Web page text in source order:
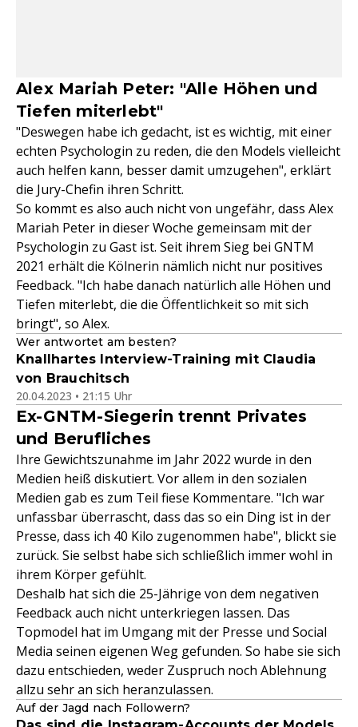
Alex Mariah Peter: "Alle Höhen und
Tiefen miterlebt"
"Deswegen habe ich gedacht, ist es wichtig, mit einer
echten Psychologin zu reden, die den Models vielleicht
auch helfen kann, besser damit umzugehen", erklärt
die Jury-Chefin ihren Schritt.
So kommt es also auch nicht von ungefähr, dass Alex
Mariah Peter in dieser Woche gemeinsam mit der
Psychologin zu Gast ist. Seit ihrem Sieg bei GNTM
2021 erhält die Kölnerin nämlich nicht nur positives
Feedback. "Ich habe danach natürlich alle Höhen und
Tiefen miterlebt, die die Öffentlichkeit so mit sich
bringt", so Alex.
Wer antwortet am besten?
Knallhartes Interview-Training mit Claudia
von Brauchitsch
20.04.2023 • 21:15 Uhr
Ex-GNTM-Siegerin trennt Privates
und Berufliches
Ihre Gewichtszunahme im Jahr 2022 wurde in den
Medien heiß diskutiert. Vor allem in den sozialen
Medien gab es zum Teil fiese Kommentare. "Ich war
unfassbar überrascht, dass das so ein Ding ist in der
Presse, dass ich 40 Kilo zugenommen habe", blickt sie
zurück. Sie selbst habe sich schließlich immer wohl in
ihrem Körper gefühlt.
Deshalb hat sich die 25-Jährige von dem negativen
Feedback auch nicht unterkriegen lassen. Das
Topmodel hat im Umgang mit der Presse und Social
Media seinen eigenen Weg gefunden. So habe sie sich
dazu entschieden, weder Zuspruch noch Ablehnung
allzu sehr an sich heranzulassen.
Auf der Jagd nach Followern?